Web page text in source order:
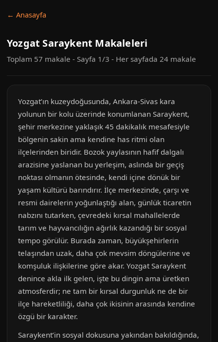
← Anasayfa
Yozgat Saraykent Makaleleri
Toplam 57 makale - Sayfa 1/3 - Her sayfada 24 makale
Yozgat’ın kuzeydoğusunda, Ankara-Sivas kara
yolunun bir kolu üzerinde konumlanan Saraykent,
şehir merkezine yaklaşık 45 dakikalık mesafesiyle
bölgenin sakin ama kendine has ritmi olan
ilçelerinden biridir. Bozok yaylasının hafif dalgalı
arazisine yaslanan bu yerleşim, aslında bir geçiş
noktası olmanın ötesinde, kendi içine dönük bir
yaşam kültürü barındırır. İlçe merkezinde, çarşı ve
resmi dairelerin yoğunlaştığı alan, günlük ticaretin
nabzını tutarken, çevredeki kırsal mahallelerde
tarım ve hayvancılığın ağırlık kazandığı bir sosyal
tempo görülür. Burada zaman, büyükşehirlerin
telaşından uzak, daha çok mevsim döngülerine ve
komşuluk ilişkilerine göre akar. Yozgat Saraykent
denince akla ilk gelen, işte bu dingin ama üretken
atmosferdir; ne tam bir kırsal durgunluk ne de bir
ilçe hareketliliği, daha çok ikisinin arasında kendine
özgü bir karakter.
Saraykent’in sosyal dokusuna yakından bakıldığında,